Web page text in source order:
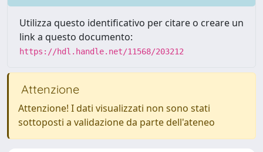
Utilizza questo identificativo per citare o creare un
link a questo documento:
https://hdl.handle.net/11568/203212
Attenzione
Attenzione! I dati visualizzati non sono stati
sottoposti a validazione da parte dell'ateneo